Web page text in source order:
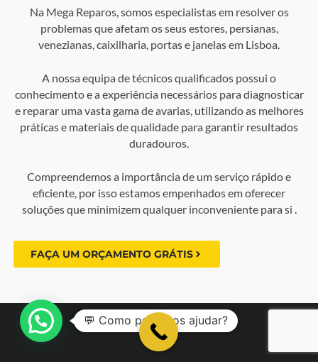
Na Mega Reparos, somos especialistas em resolver os
problemas que afetam os seus estores, persianas,
venezianas, caixilharia, portas e janelas em Lisboa.
A nossa equipa de técnicos qualificados possui o
conhecimento e a experiência necessários para diagnosticar
e reparar uma vasta gama de avarias, utilizando as melhores
práticas e materiais de qualidade para garantir resultados
duradouros.
Compreendemos a importância de um serviço rápido e
eficiente, por isso estamos empenhados em oferecer
soluções que minimizem qualquer inconveniente para si .
FAÇA UM ORÇAMENTO GRÁTIS
💬 Como podemos ajudar?